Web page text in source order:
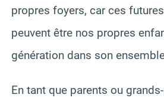
propres foyers, car ces
peuvent être nos propres
génération dans son
En tant que parents ou